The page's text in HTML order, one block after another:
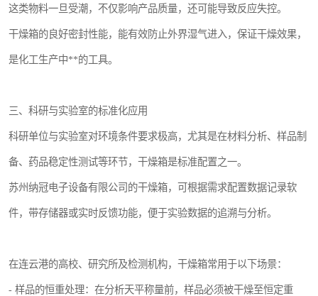
这类物料一旦受潮，不仅影响产品质量，还可能导致反应失控。
干燥箱的良好密封性能，能有效防止外界湿气进入，保证干燥效果，
是化工生产中**的工具。
三、科研与实验室的标准化应用
科研单位与实验室对环境条件要求极高，尤其是在材料分析、样品制
备、药品稳定性测试等环节，干燥箱是标准配置之一。
苏州纳冠电子设备有限公司的干燥箱，可根据需求配置数据记录软
件，带存储器或实时反馈功能，便于实验数据的追溯与分析。
在连云港的高校、研究所及检测机构，干燥箱常用于以下场景：
- 样品的恒重处理：在分析天平称量前，样品必须被干燥至恒定重